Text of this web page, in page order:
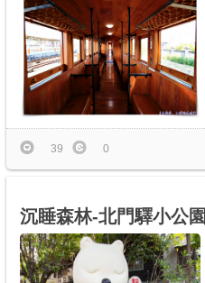
39 0
沉睡森林-北門驛小公園